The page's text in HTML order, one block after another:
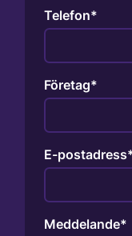
Telefon
Företag
E-postadress
Meddelande